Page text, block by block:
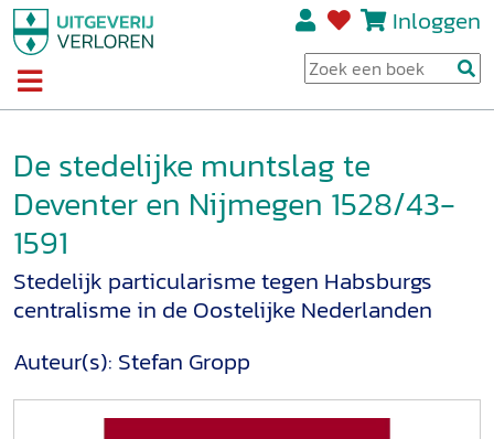
Inloggen
De stedelijke muntslag te
Deventer en Nijmegen 1528/43-
1591
Stedelijk particularisme tegen Habsburgs
centralisme in de Oostelijke Nederlanden
Auteur(s): Stefan Gropp